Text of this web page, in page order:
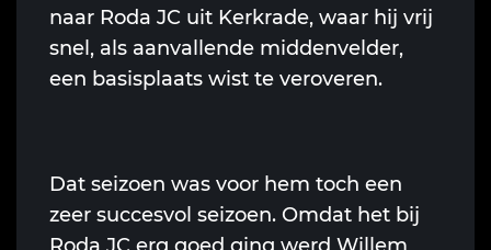
naar Roda JC uit Kerkrade, waar hij vrij
snel, als aanvallende middenvelder,
een basisplaats wist te veroveren.
Dat seizoen was voor hem toch een
zeer succesvol seizoen. Omdat het bij